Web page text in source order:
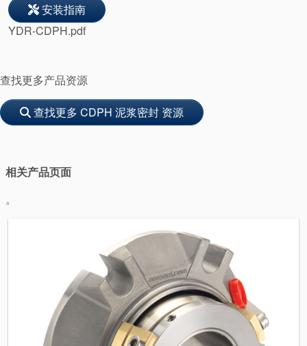
安装指南
YDR-CDPH.pdf
查找更多产品资源
查找更多 CDPH 泥浆密封 资源
相关产品页面
。